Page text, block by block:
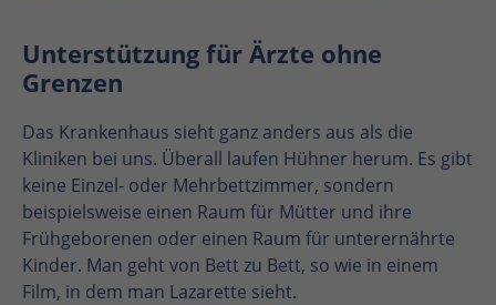
Unterstützung für Ärzte ohne
Grenzen
Das Krankenhaus sieht ganz anders aus als die
Kliniken bei uns. Überall laufen Hühner herum. Es gibt
keine Einzel- oder Mehrbettzimmer, sondern
beispielsweise einen Raum für Mütter und ihre
Frühgeborenen oder einen Raum für unterernährte
Kinder. Man geht von Bett zu Bett, so wie in einem
Film, in dem man Lazarette sieht.